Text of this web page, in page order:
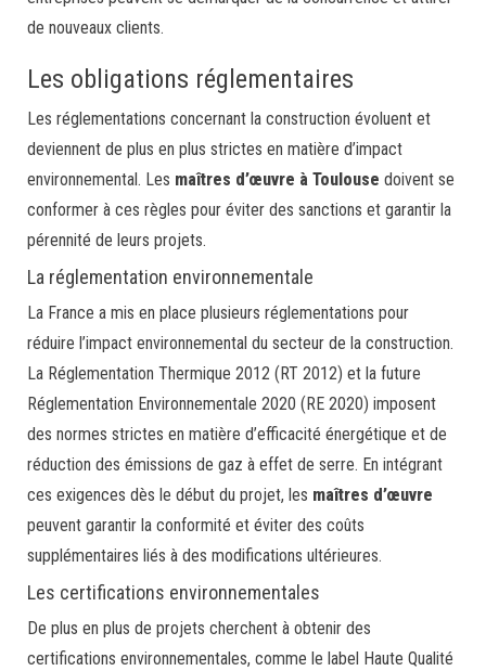
de nouveaux clients.
Les obligations réglementaires
Les réglementations concernant la construction évoluent et
deviennent de plus en plus strictes en matière d’impact
environnemental. Les maîtres d’œuvre à Toulouse doivent se
conformer à ces règles pour éviter des sanctions et garantir la
pérennité de leurs projets.
La réglementation environnementale
La France a mis en place plusieurs réglementations pour
réduire l’impact environnemental du secteur de la construction.
La Réglementation Thermique 2012 (RT 2012) et la future
Réglementation Environnementale 2020 (RE 2020) imposent
des normes strictes en matière d’efficacité énergétique et de
réduction des émissions de gaz à effet de serre. En intégrant
ces exigences dès le début du projet, les maîtres d’œuvre
peuvent garantir la conformité et éviter des coûts
supplémentaires liés à des modifications ultérieures.
Les certifications environnementales
De plus en plus de projets cherchent à obtenir des
certifications environnementales, comme le label Haute Qualité